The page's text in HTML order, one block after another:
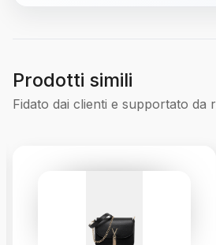
Prodotti simili
Fidato dai clienti e supportato da